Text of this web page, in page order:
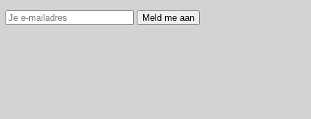
Meld me aan